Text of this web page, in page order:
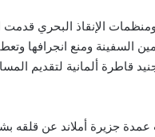
الإنقاذ البحري قدمت
السفينة ومنع انجرافها
قاطرة ألمانية لتقديم
جزيرة أملاند عن قلقه